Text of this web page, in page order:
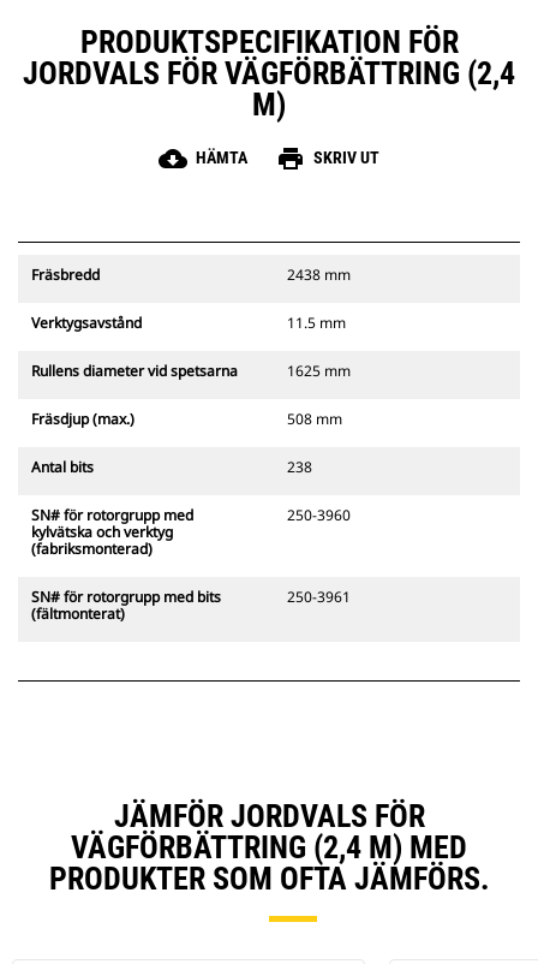
PRODUKTSPECIFIKATION FÖR
JORDVALS FÖR VÄGFÖRBÄTTRING (2,4
M)
cloud_download HÄMTA print SKRIV UT
Fräsbredd 2438 mm
Verktygsavstånd 11.5 mm
Rullens diameter vid spetsarna 1625 mm
Fräsdjup (max.) 508 mm
Antal bits 238
SN# för rotorgrupp med
kylvätska och verktyg
(fabriksmonterad)
250-3960
SN# för rotorgrupp med bits
(fältmonterat)
250-3961
JÄMFÖR JORDVALS FÖR
VÄGFÖRBÄTTRING (2,4 M) MED
PRODUKTER SOM OFTA JÄMFÖRS.